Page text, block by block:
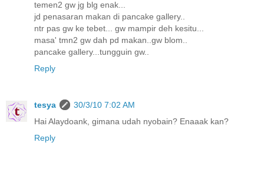
temen2 gw jg blg enak...
jd penasaran makan di pancake gallery..
ntr pas gw ke tebet... gw mampir deh kesitu...
masa' tmn2 gw dah pd makan..gw blom..
pancake gallery...tungguin gw..
Reply
tesya
30/3/10 7:02 AM
Hai Alaydoank, gimana udah nyobain? Enaaak kan?
Reply